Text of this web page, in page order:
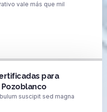
vale más que mil
para
suscipit sed magna